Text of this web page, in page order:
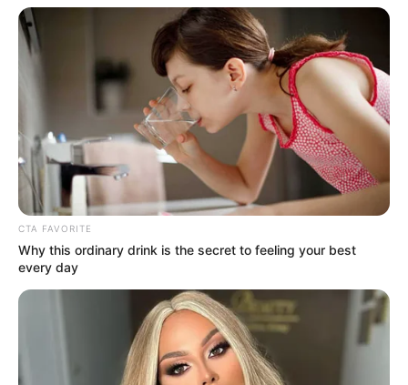
READ MORE
CTA FAVORITE
Why this ordinary drink is the secret to feeling your best
every day